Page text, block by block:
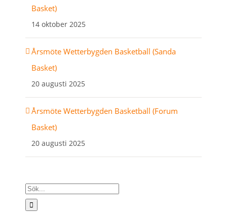
Basket)
14 oktober 2025
Årsmöte Wetterbygden Basketball (Sanda
Basket)
20 augusti 2025
Årsmöte Wetterbygden Basketball (Forum
Basket)
20 augusti 2025
Sök
efter: